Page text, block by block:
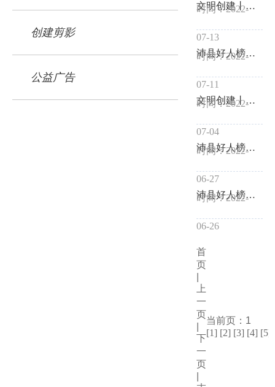
创建剪影
公益广告
文明创建丨沛县怎少得了一抹书香
时间：2022-
07-13
沛县好人榜丨诚实守信李文义
时间：2022-
07-11
文明创建丨让沛县历史动起来
时间：2022-
07-04
沛县好人榜丨助人为乐张君
时间：2022-
06-27
沛县好人榜丨见义勇为苗可可
时间：2022-
06-26
首
页
上
一
页
下
一
页
当前页：1
[1] [2] [3] [4] [5]